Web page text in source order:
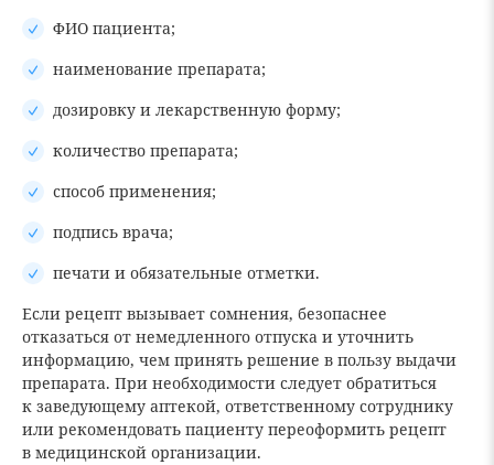
ФИО пациента;
наименование препарата;
дозировку и лекарственную форму;
количество препарата;
способ применения;
подпись врача;
печати и обязательные отметки.
Если рецепт вызывает сомнения, безопаснее
отказаться от немедленного отпуска и уточнить
информацию, чем принять решение в пользу выдачи
препарата. При необходимости следует обратиться
к заведующему аптекой, ответственному сотруднику
или рекомендовать пациенту переоформить рецепт
в медицинской организации.